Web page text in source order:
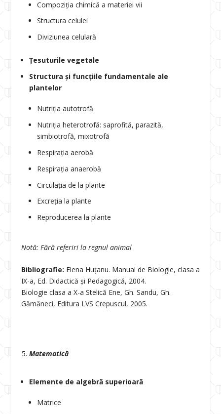
Compoziția chimică a materiei vii
Structura celulei
Diviziunea celulară
Țesuturile vegetale
Structura și funcțiile fundamentale ale
plantelor
Nutriția autotrofă
Nutriția heterotrofă: saprofită, parazită,
simbiotrofă, mixotrofă
Respirația aerobă
Respirația anaerobă
Circulația de la plante
Excreția la plante
Reproducerea la plante
Notă: Fără referiri la regnul animal
Bibliografie: Elena Huțanu. Manual de Biologie, clasa a
IX-a, Ed. Didactică și Pedagogică, 2004.
Biologie clasa a X-a Stelică Ene, Gh. Sandu, Gh.
Gămăneci, Editura LVS Crepuscul, 2005.
Matematică
Elemente de algebră superioară
Matrice